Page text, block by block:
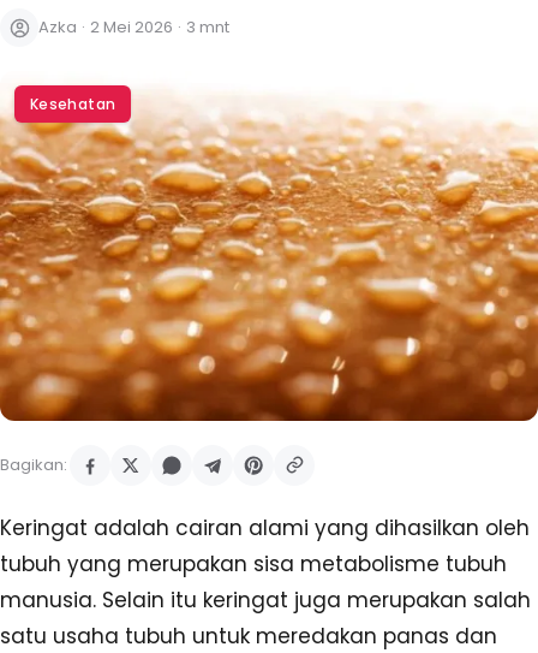
Azka · 2 Mei 2026 · 3 mnt
Kesehatan
Bagikan:
Keringat adalah cairan alami yang dihasilkan oleh
tubuh yang merupakan sisa metabolisme tubuh
manusia. Selain itu keringat juga merupakan salah
satu usaha tubuh untuk meredakan panas dan